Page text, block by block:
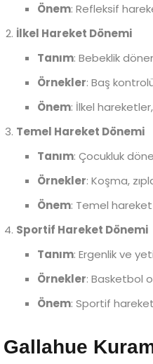
Önem: Refleksif
İlkel Hareket Dönemi
Tanım: Bebeklik
Örnekler: Baş
Önem: İlkel
Temel Hareket Dönemi
Tanım: Çocukluk
Örnekler: Koşma,
Önem: Temel
Sportif Hareket Dönemi
Tanım: Ergenlik ve
Örnekler: Basketbol
Önem: Sportif
Gallahue